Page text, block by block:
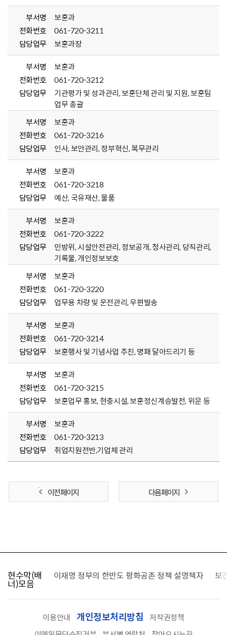
부서명
보훈과
전화번호
061-720-3211
담당업무
보훈과장
부서명
보훈과
전화번호
061-720-3212
담당업무
기관평가 및 성과관리, 보훈단체 관리 및 지원, 보훈팀
업무 총괄
부서명
보훈과
전화번호
061-720-3216
담당업무
인사, 보안관리, 정부혁신, 복무관리
부서명
보훈과
전화번호
061-720-3218
담당업무
예산, 국유재산, 물품
부서명
보훈과
전화번호
061-720-3222
담당업무
민방위, 시설안전관리, 정보공개, 청사관리, 당직관리,
기록물, 개인정보보호
부서명
보훈과
전화번호
061-720-3220
담당업무
업무용 차량 및 운전관리, 우편발송
부서명
보훈과
전화번호
061-720-3214
담당업무
보훈행사 및 기념사업 추진, 명패 달아드리기 등
부서명
보훈과
전화번호
061-720-3215
담당업무
보훈업무 홍보, 현충시설, 보훈정신계승발전, 위문 등
부서명
보훈과
전화번호
061-720-3213
담당업무
취업지원전반,기업체 관리
이전 페이지 다음 페이지
현수막(배
너)모음
찾습니다 이재명 정부의 한반도 평화공존 정책 설명책자 보
이용안내 개인정보처리방침
저작권정책